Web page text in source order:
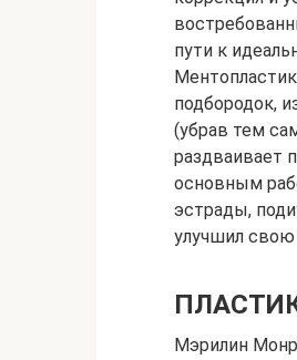
пути к
подбородок,
(убрав тем
раздваивает
основным
эстрады,
улучшил свою
Мэрилин